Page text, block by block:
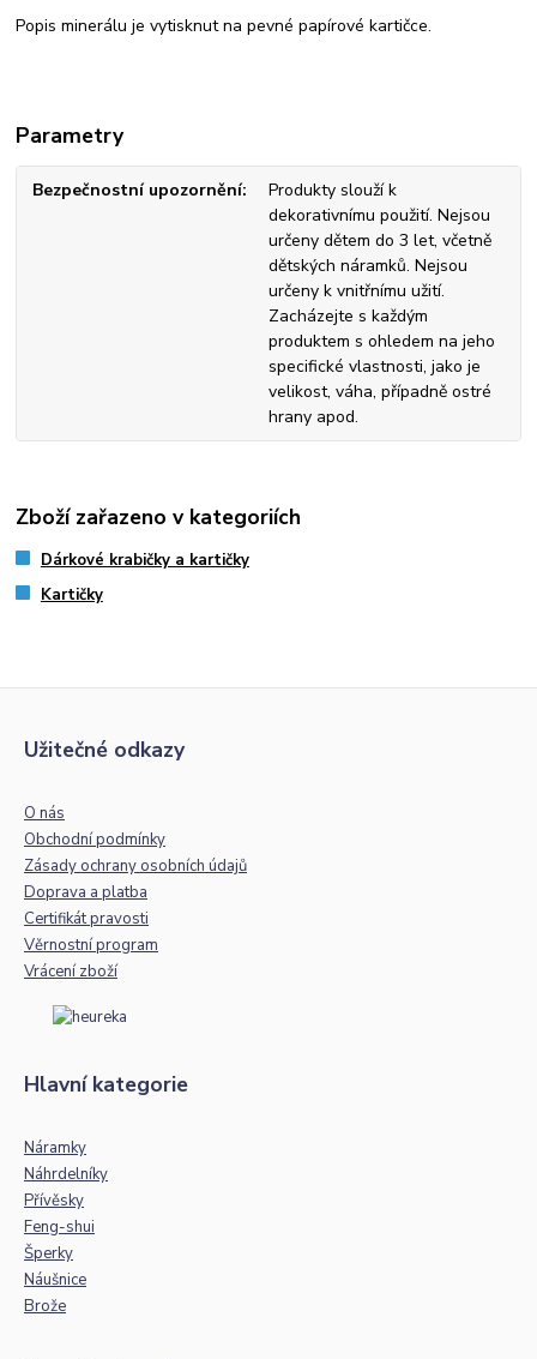
Popis minerálu je vytisknut na pevné papírové kartičce.
Parametry
Bezpečnostní upozornění
Produkty slouží k
dekorativnímu použití. Nejsou
určeny dětem do 3 let, včetně
dětských náramků. Nejsou
určeny k vnitřnímu užití.
Zacházejte s každým
produktem s ohledem na jeho
specifické vlastnosti, jako je
velikost, váha, případně ostré
hrany apod.
Zboží zařazeno v kategoriích
Dárkové krabičky a kartičky
Kartičky
Užitečné odkazy
O nás
Obchodní podmínky
Zásady ochrany osobních údajů
Doprava a platba
Certifikát pravosti
Věrnostní program
Vrácení zboží
Hlavní kategorie
Náramky
Náhrdelníky
Přívěsky
Feng-shui
Šperky
Náušnice
Brože